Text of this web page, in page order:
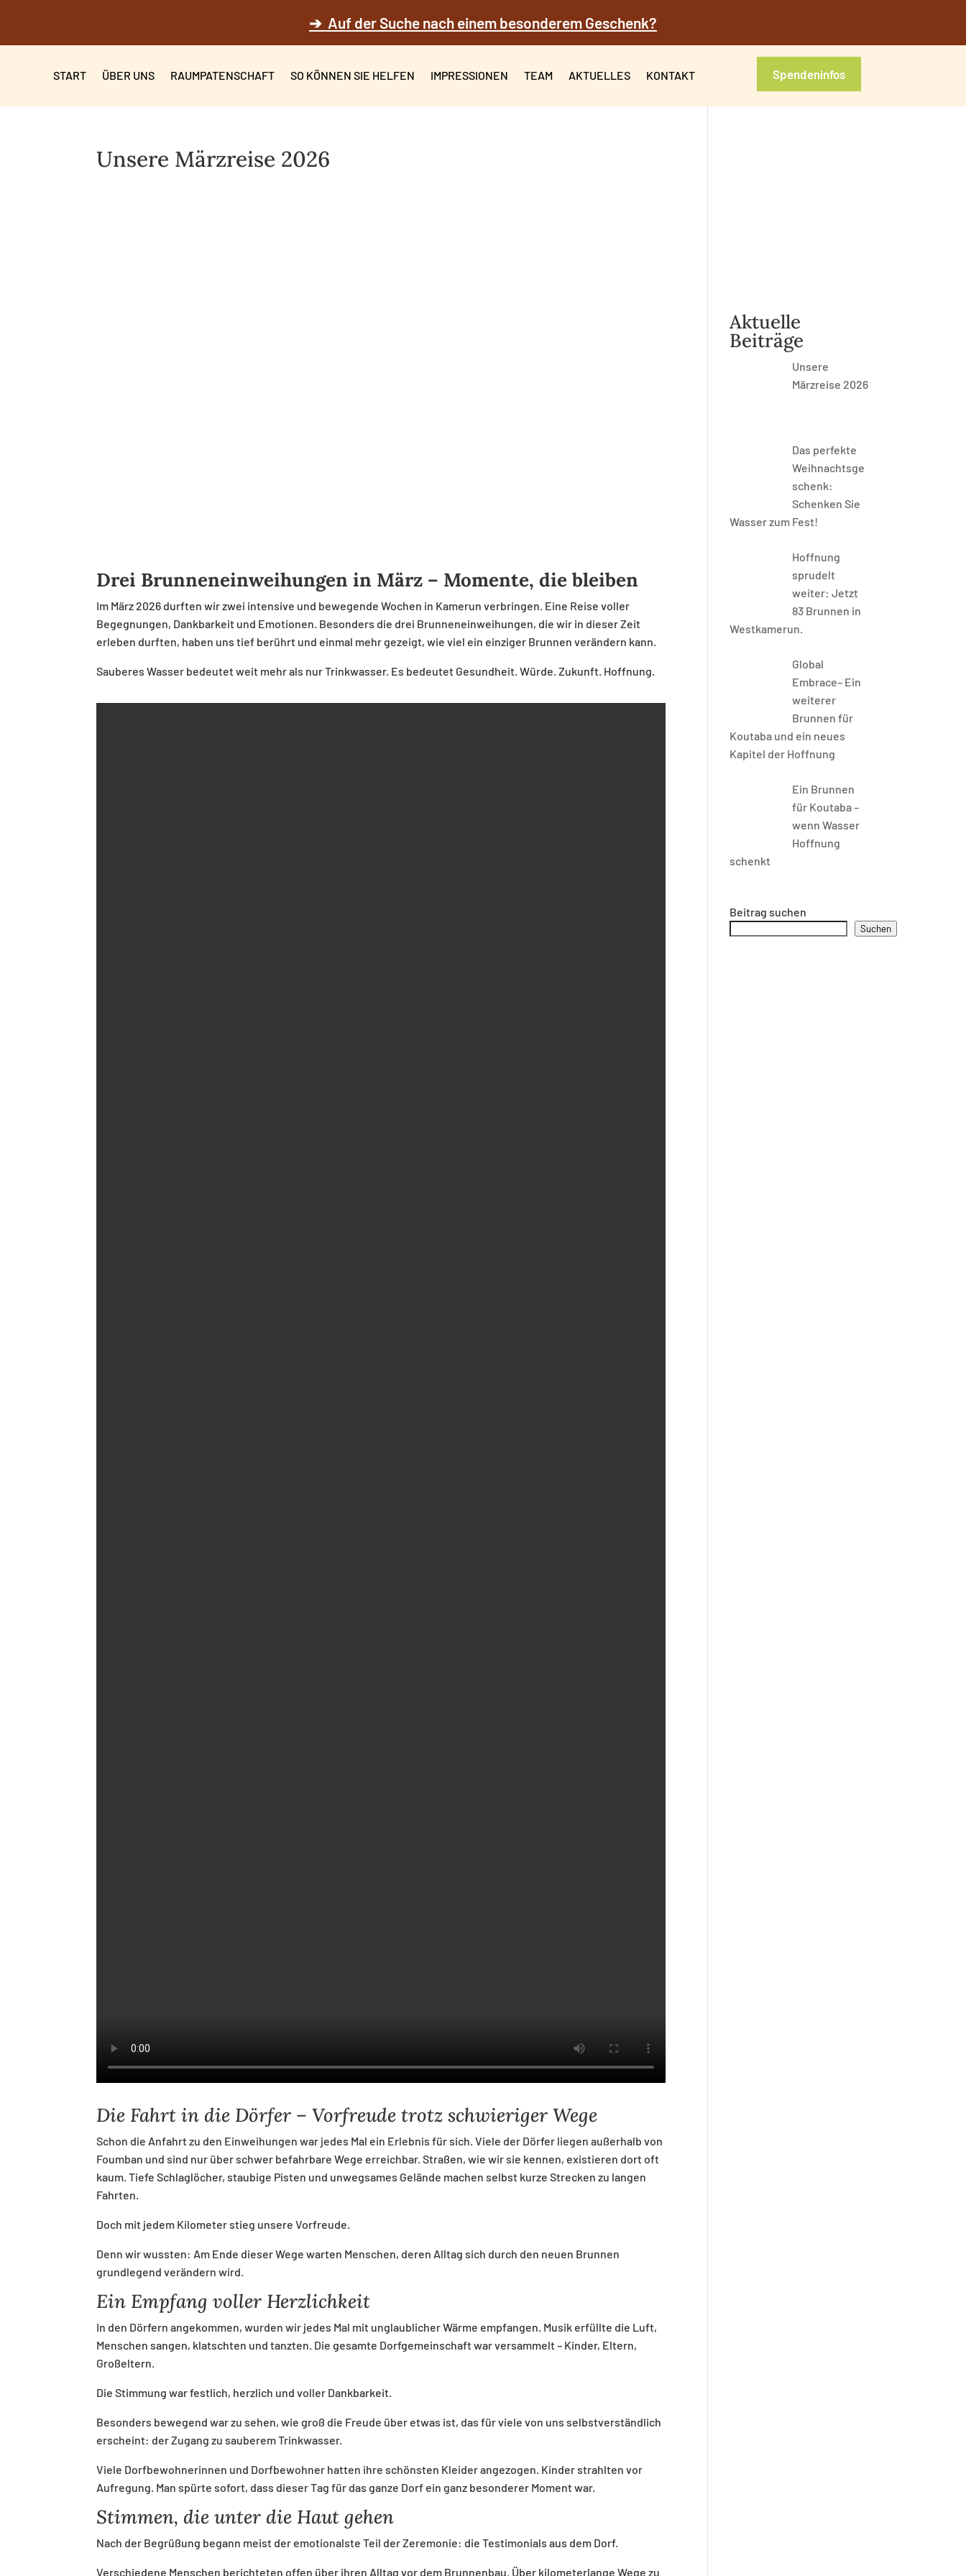
➔ Auf der Suche nach einem besonderem Geschenk?
START ÜBER UNS RAUMPATENSCHAFT SO KÖNNEN SIE HELFEN IMPRESSIONEN TEAM AKTUELLES KONTAKT Spendeninfos
Unsere Märzreise 2026
Drei Brunneneinweihungen in März – Momente, die bleiben
Im März 2026 durften wir zwei intensive und bewegende Wochen in Kamerun verbringen. Eine Reise voller
Begegnungen, Dankbarkeit und Emotionen. Besonders die drei Brunneneinweihungen, die wir in dieser Zeit
erleben durften, haben uns tief berührt und einmal mehr gezeigt, wie viel ein einziger Brunnen verändern kann.
Sauberes Wasser bedeutet weit mehr als nur Trinkwasser. Es bedeutet Gesundheit. Würde. Zukunft. Hoffnung.
Die Fahrt in die Dörfer – Vorfreude trotz schwieriger Wege
Schon die Anfahrt zu den Einweihungen war jedes Mal ein Erlebnis für sich. Viele der Dörfer liegen außerhalb von
Foumban und sind nur über schwer befahrbare Wege erreichbar. Straßen, wie wir sie kennen, existieren dort oft
kaum. Tiefe Schlaglöcher, staubige Pisten und unwegsames Gelände machen selbst kurze Strecken zu langen
Fahrten.
Doch mit jedem Kilometer stieg unsere Vorfreude.
Denn wir wussten: Am Ende dieser Wege warten Menschen, deren Alltag sich durch den neuen Brunnen
grundlegend verändern wird.
Ein Empfang voller Herzlichkeit
In den Dörfern angekommen, wurden wir jedes Mal mit unglaublicher Wärme empfangen. Musik erfüllte die Luft,
Menschen sangen, klatschten und tanzten. Die gesamte Dorfgemeinschaft war versammelt – Kinder, Eltern,
Großeltern.
Die Stimmung war festlich, herzlich und voller Dankbarkeit.
Besonders bewegend war zu sehen, wie groß die Freude über etwas ist, das für viele von uns selbstverständlich
erscheint: der Zugang zu sauberem Trinkwasser.
Viele Dorfbewohnerinnen und Dorfbewohner hatten ihre schönsten Kleider angezogen. Kinder strahlten vor
Aufregung. Man spürte sofort, dass dieser Tag für das ganze Dorf ein ganz besonderer Moment war.
Stimmen, die unter die Haut gehen
Nach der Begrüßung begann meist der emotionalste Teil der Zeremonie: die Testimonials aus dem Dorf.
Verschiedene Menschen berichteten offen über ihren Alltag vor dem Brunnenbau. Über kilometerlange Wege zu
Aktuelle
Beiträge
Unsere
Märzreise 2026
Das perfekte
Weihnachtsge
schenk:
Schenken Sie
Wasser zum Fest!
Hoffnung
sprudelt
weiter: Jetzt
83 Brunnen in
Westkamerun.
Global
Embrace– Ein
weiterer
Brunnen für
Koutaba und ein neues
Kapitel der Hoffnung
Ein Brunnen
für Koutaba –
wenn Wasser
Hoffnung
schenkt
Beitrag suchen
Suchen